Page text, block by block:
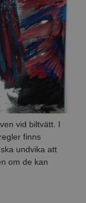
vid biltvätt. I
finns
undvika att
om de kan